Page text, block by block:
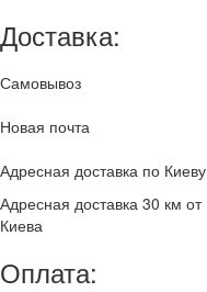
Доставка:
Самовывоз
Новая почта
Адресная доставка по Киеву
Адресная доставка 30 км от
Киева
Оплата: